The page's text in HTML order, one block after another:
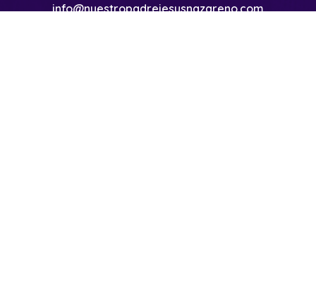
info@nuestropadrejesusnazareno.com